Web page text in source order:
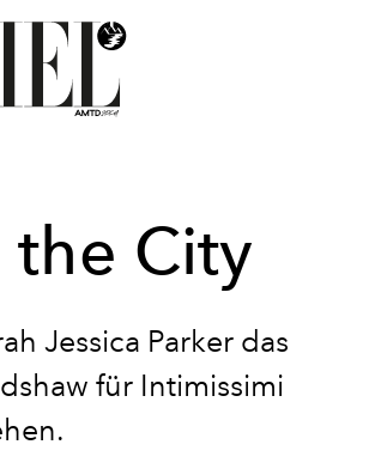
the City
Jessica Parker das
für Intimissimi